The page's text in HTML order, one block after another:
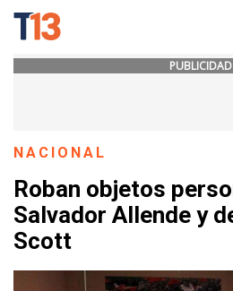
PUBLICIDAD
NACIONAL
Roban objetos
Salvador Allende y
Scott